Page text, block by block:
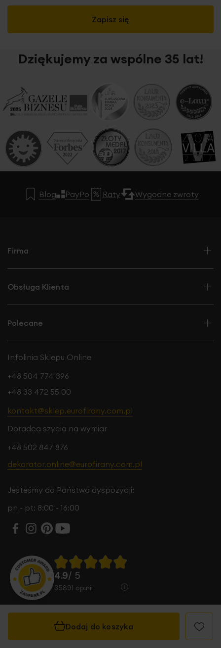
Dodaj do koszyka
Zapisz się
Dziękujemy za wspólne 35 lat!
Blog PayPo Raty Wygodne zwroty
Firma
Obsługa Klienta
Polecane
Infolinia Sklepu Online
+48 504 774 396
+48 33 472 55 00
kontakt@sklep.eurofirany.com.pl
Doradca szycia na wymiar
+48 502 847 876
dekorator.online@eurofirany.com.pl
Jesteśmy do Państwa dyspozycji:
pn - pt: 8:00 - 16:00
4.9/ 5
35891 opinii
© 2026 Eurofirany B.B. Choczyńscy Sp.J. Wszystkie
prawa zastrzeżone.